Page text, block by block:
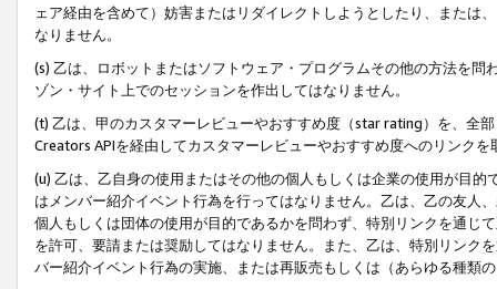
ェア経由を含めて）妨害またはリダイレクトしようとしたり、または
なりません。
(s) 乙は、ロボットまたはソフトウェア・プログラムその他の方法を
ゾン・サイト上でのセッションを作出してはなりません。
(t) 乙は、甲のカスタマーレビューやおすすめ度（star rating）を、全
Creators APIを経由してカスタマーレビューやおすすめ度へのリンクを
(u) 乙は、乙自身の使用またはその他の個人もしくは企業の使用が目
はメンバー紹介イベント行為を行ってはなりません。乙は、乙の友人
個人もしくは団体の使用が目的であるかを問わず、特別リンクを通じ
を許可、要請または奨励してはなりません。また、乙は、特別リンク
バー紹介イベント行為の実施、または再販売もしくは（あらゆる種類